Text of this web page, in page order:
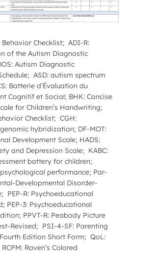
Behavior Checklist; ADI-R:
of the Autism Diagnostic
Autism Diagnostic
ASD: autism spectrum
Batterie d’Évaluation du
Cognitif et Social; BHK: Concise
for Children’s Handwriting;
Checklist; CGH:
hybridization; DF-MOT:
Development Scale; HADS:
and Depression Scale; KABC:
battery for children;
performance; Par-
Developmental Disorder-
PEP-R: Psychoeducational
PEP-3: Psychoeducational
PPVT-R: Peabody Picture
Revised; PSI-4-SF: Parenting
Edition Short Form; QoL:
Raven’s Colored